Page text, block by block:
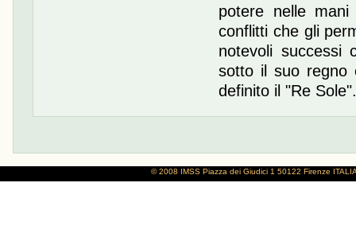
potere nelle
conflitti che gli
notevoli successi
sotto il suo regno
definito il "Re
© 2008 IMSS Piazza dei Giudici 1 50122 Firenze